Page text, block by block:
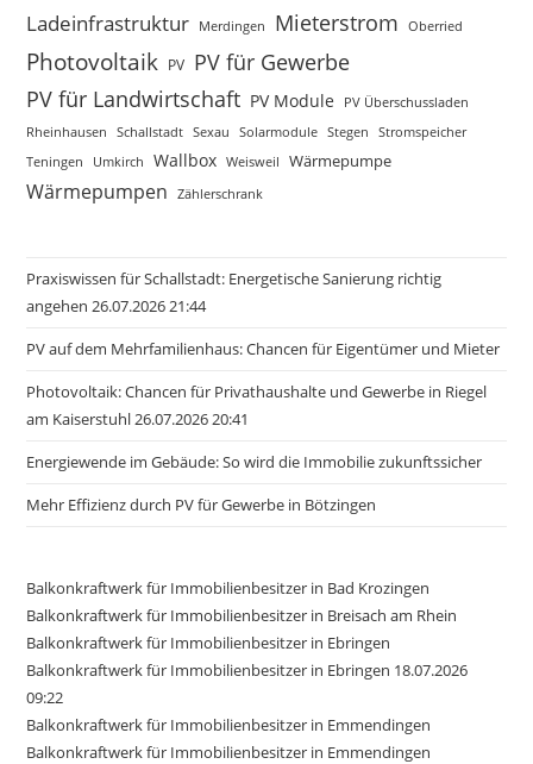
Ladeinfrastruktur Merdingen Mieterstrom Oberried
Photovoltaik PV PV für Gewerbe
PV für Landwirtschaft PV Module
PV Überschussladen
Rheinhausen
Schallstadt Sexau Solarmodule Stegen
Stromspeicher
Teningen
Umkirch Wallbox Weisweil Wärmepumpe
Wärmepumpen Zählerschrank
Praxiswissen für Schallstadt: Energetische Sanierung richtig
angehen 26.07.2026 21:44
PV auf dem Mehrfamilienhaus: Chancen für Eigentümer und Mieter
Photovoltaik: Chancen für Privathaushalte und Gewerbe in Riegel
am Kaiserstuhl 26.07.2026 20:41
Energiewende im Gebäude: So wird die Immobilie zukunftssicher
Mehr Effizienz durch PV für Gewerbe in Bötzingen
Balkonkraftwerk für Immobilienbesitzer in Bad Krozingen
Balkonkraftwerk für Immobilienbesitzer in Breisach am Rhein
Balkonkraftwerk für Immobilienbesitzer in Ebringen
Balkonkraftwerk für Immobilienbesitzer in Ebringen 18.07.2026
09:22
Balkonkraftwerk für Immobilienbesitzer in Emmendingen
Balkonkraftwerk für Immobilienbesitzer in Emmendingen